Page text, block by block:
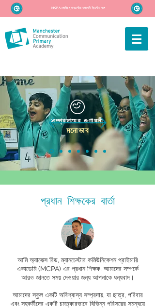
MCPA গ্রেটার ম্যানচেস্টার একাডেমি ট্রাস্টের অংশ
সম্প্রদায়ের গুণাবলী
মনোভাব
প্রধান শিক্ষকের বার্তা
আমি অ্যালেক্স রিড, ম্যানচেস্টার কমিউনিকেশন প্রাইমারি
একাডেমি (MCPA) এর প্রধান শিক্ষক, আমাদের সম্পর্কে
আরও জানতে সময় দেওয়ার জন্য আপনাকে ধন্যবাদ।
আমাদের স্কুল একটি অবিশ্বাস্য সম্প্রদায়, যা ছাত্র, পরিবার
এবং সহকর্মীদের একটি চমত্কারভাবে বিভিন্ন পরিসরের সমন্বয়ে